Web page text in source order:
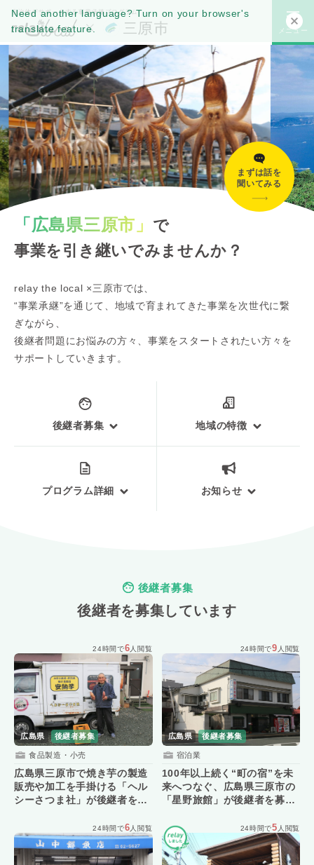
Need another language? Turn on your browser's
translate feature.
メニュー
まずは話を
聞いてみる
「広島県三原市」 で
事業を引き継いでみませんか？
relay the local ×三原市では、
“事業承継”を通じて、地域で育まれてきた事業を次世代に繋
ぎながら、
後継者問題にお悩みの方々、事業をスタートされたい方々を
サポートしていきます。
後継者募集 地域の特徴
プログラム詳細 お知らせ
後継者募集
後継者を募集しています
24時間で6 人閲覧
広島県 後継者募集
食品製造・小売
広島県三原市で焼き芋の製造
販売や加工を手掛ける「ヘル
シーさつま社」が後継者を募
24時間で9 人閲覧
広島県 後継者募集
宿泊業
100年以上続く“町の宿”を未
来へつなぐ、広島県三原市の
「星野旅館」が後継者を募
24時間で6人閲覧 24時間で5 人閲覧